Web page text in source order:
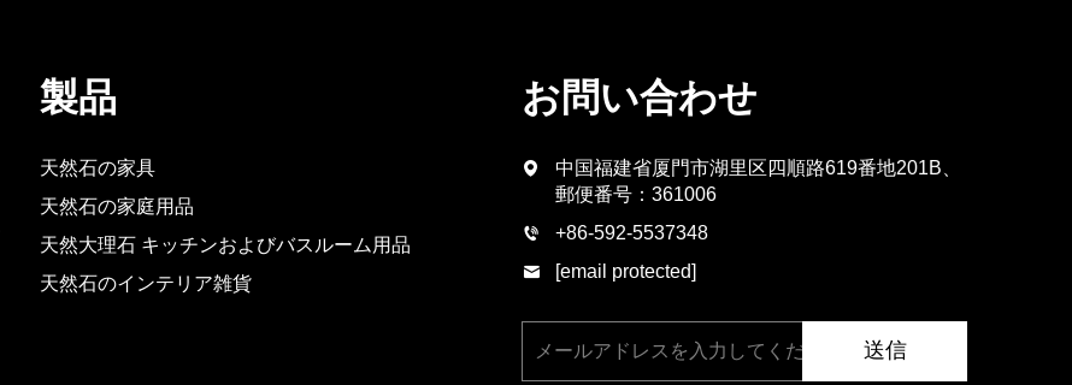
製品
天然石の家具
天然石の家庭用品
天然大理石 キッチンおよびバスルーム用品
天然石のインテリア雑貨
お問い合わせ
中国福建省厦門市湖里区四順路619番地201B、
郵便番号：361006
+86-592-5537348
[email protected]
送信